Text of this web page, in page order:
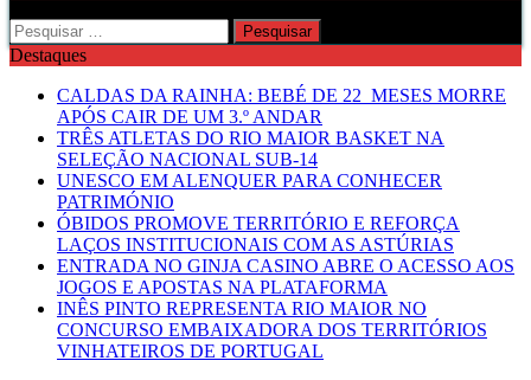
Pesquisar
por:
Destaques
CALDAS DA RAINHA: BEBÉ DE 22 MESES MORRE
APÓS CAIR DE UM 3.º ANDAR
TRÊS ATLETAS DO RIO MAIOR BASKET NA
SELEÇÃO NACIONAL SUB-14
UNESCO EM ALENQUER PARA CONHECER
PATRIMÓNIO
ÓBIDOS PROMOVE TERRITÓRIO E REFORÇA
LAÇOS INSTITUCIONAIS COM AS ASTÚRIAS
ENTRADA NO GINJA CASINO ABRE O ACESSO AOS
JOGOS E APOSTAS NA PLATAFORMA
INÊS PINTO REPRESENTA RIO MAIOR NO
CONCURSO EMBAIXADORA DOS TERRITÓRIOS
VINHATEIROS DE PORTUGAL